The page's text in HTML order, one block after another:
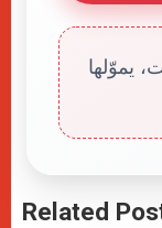
يموّلها
Related